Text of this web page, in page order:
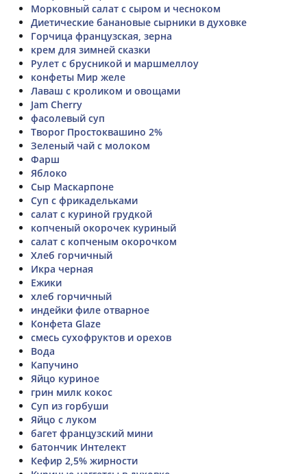
Морковный салат с сыром и чесноком
Диетические банановые сырники в духовке
Горчица французская, зерна
крем для зимней сказки
Рулет с брусникой и маршмеллоу
конфеты Мир желе
Лаваш с кроликом и овощами
Jam Cherry
фасолевый суп
Творог Простоквашино 2%
Зеленый чай с молоком
Фарш
Яблоко
Сыр Маскарпоне
Суп с фрикадельками
салат с куриной грудкой
копченый окорочек куриный
салат с копченым окорочком
Хлеб горчичный
Икра черная
Ежики
хлеб горчичный
индейки филе отварное
Конфета Glaze
смесь сухофруктов и орехов
Вода
Капучино
Яйцо куриное
грин милк кокос
Суп из горбуши
Яйцо с луком
багет французский мини
батончик Интелект
Кефир 2,5% жирности